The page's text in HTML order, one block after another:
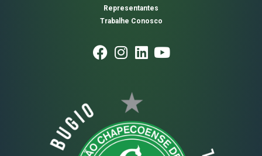
Representantes
Trabalhe Conosco